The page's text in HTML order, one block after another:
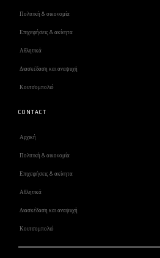
Πολιτική & οικονομία
Επιχειρήσεις & ακίνητα
Αθλητικά
Διασκέδαση και αναψυχή
Κουτσομπολιό
CONTACT
Αρχική
Πολιτική & οικονομία
Επιχειρήσεις & ακίνητα
Αθλητικά
Διασκέδαση και αναψυχή
Κουτσομπολιό